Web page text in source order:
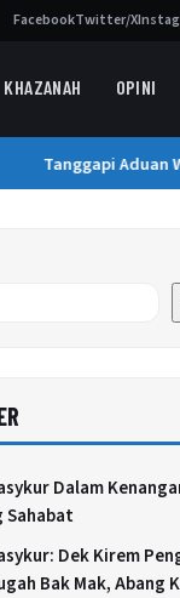
FacebookTwitter/X
KHAZANAH OPINI
Tanggapi Aduan
Dalam
Sahabat
Dek Kirem
Bak Mak, Abang